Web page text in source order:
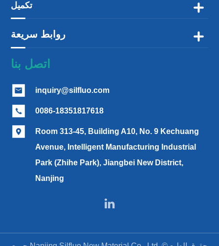
تكميل 
روابط سريعة 
اتصل بنا
 inquiry@silfluo.com
 0086-18351817618

Room 313-45, Building A10, No. 9 Kechuang
Avenue, Intelligent Manufacturing Industrial
Park (Zhihe Park), Jiangbei New District,
Nanjing
